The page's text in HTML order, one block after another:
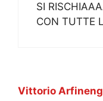
SI
CON TUTTE
Vittorio